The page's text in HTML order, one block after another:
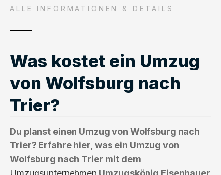
ALLE INFORMATIONEN & DETAILS
Was kostet ein Umzug
von Wolfsburg nach
Trier?
Du planst einen Umzug von Wolfsburg nach
Trier? Erfahre hier, was ein Umzug von
Wolfsburg nach Trier mit dem
Umzugsunternehmen Umzugskönig Eisenhauer